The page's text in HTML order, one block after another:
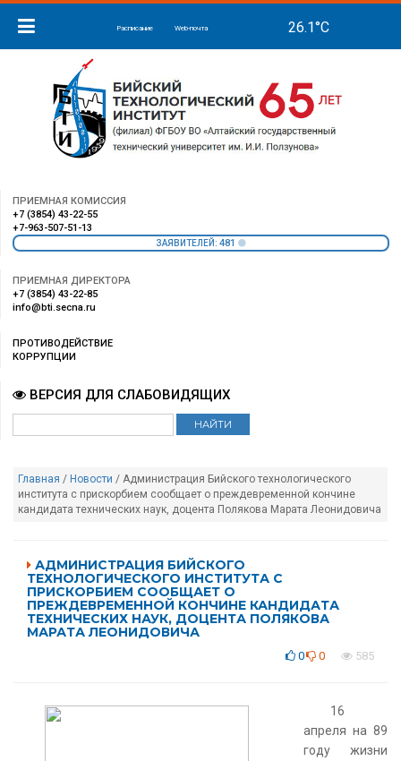
Расписание Web-почта
ПРИЕМНАЯ КОМИССИЯ
+7 (3854) 43-22-55
+7-963-507-51-13
ЗАЯВИТЕЛЕЙ: 481
ПРИЕМНАЯ ДИРЕКТОРА
+7 (3854) 43-22-85
info@bti.secna.ru
ПРОТИВОДЕЙСТВИЕ
КОРРУПЦИИ
ВЕРСИЯ ДЛЯ СЛАБОВИДЯЩИХ
Главная / Новости / Администрация Бийского технологического
института с прискорбием сообщает о преждевременной кончине
кандидата технических наук, доцента Полякова Марата Леонидовича
АДМИНИСТРАЦИЯ БИЙСКОГО
ТЕХНОЛОГИЧЕСКОГО ИНСТИТУТА С
ПРИСКОРБИЕМ СООБЩАЕТ О
ПРЕЖДЕВРЕМЕННОЙ КОНЧИНЕ КАНДИДАТА
ТЕХНИЧЕСКИХ НАУК, ДОЦЕНТА ПОЛЯКОВА
МАРАТА ЛЕОНИДОВИЧА
0 0 585
16
апреля на 89
году жизни